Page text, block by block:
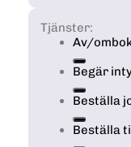
Tjänster:
Av/
Begär
Beställa
Beställa